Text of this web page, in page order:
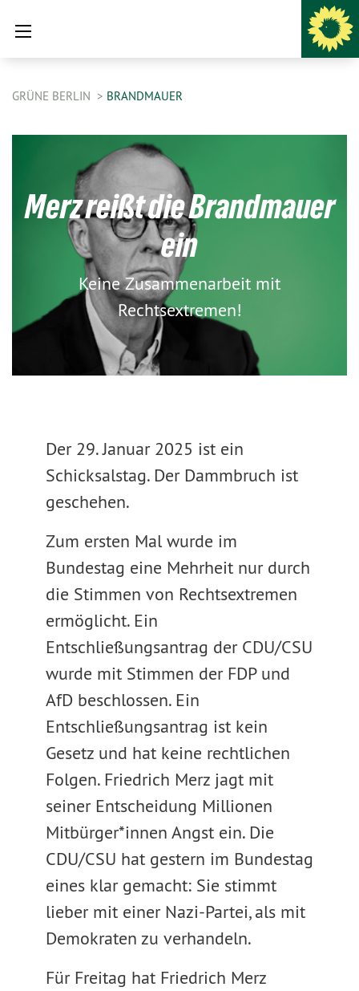
GRÜNE BERLIN BRANDMAUER
Merz reißt die Brandmauer
ein
Keine Zusammenarbeit mit
Rechtsextremen!
Der 29. Januar 2025 ist ein
Schicksalstag. Der Dammbruch ist
geschehen.
Zum ersten Mal wurde im
Bundestag eine Mehrheit nur durch
die Stimmen von Rechtsextremen
ermöglicht. Ein
Entschließungsantrag der CDU/CSU
wurde mit Stimmen der FDP und
AfD beschlossen. Ein
Entschließungsantrag ist kein
Gesetz und hat keine rechtlichen
Folgen. Friedrich Merz jagt mit
seiner Entscheidung Millionen
Mitbürger*innen Angst ein. Die
CDU/CSU hat gestern im Bundestag
eines klar gemacht: Sie stimmt
lieber mit einer Nazi-Partei, als mit
Demokraten zu verhandeln.
Für Freitag hat Friedrich Merz